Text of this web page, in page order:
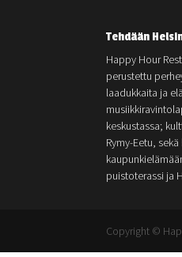
Tehdään
Happy Hour
perustettu
laadukkaita ja
keskustassa;
Rymy-Eetu,
puistoterassi ja
Copyright ©